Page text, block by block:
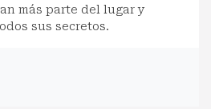
más parte del lugar y
sus secretos.